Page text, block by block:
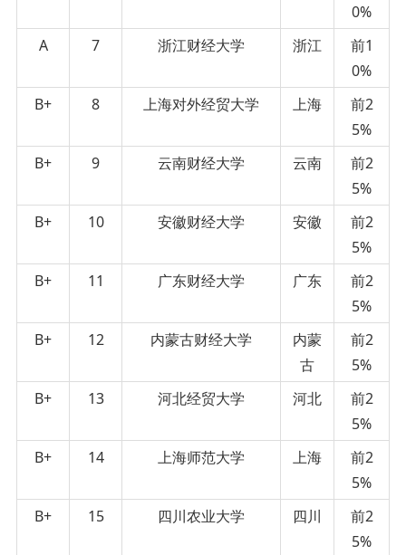
0%
A
7 浙江财经大学 浙江
前1
0%
B+
8 上海对外经贸大学 上海
前2
5%
B+
9 云南财经大学 云南
前2
5%
B+
10 安徽财经大学 安徽
前2
5%
B+
11 广东财经大学 广东
前2
5%
B+
12 内蒙古财经大学
内蒙
古
前2
5%
B+
13 河北经贸大学 河北
前2
5%
B+
14 上海师范大学 上海
前2
5%
B+
15 四川农业大学 四川
前2
5%